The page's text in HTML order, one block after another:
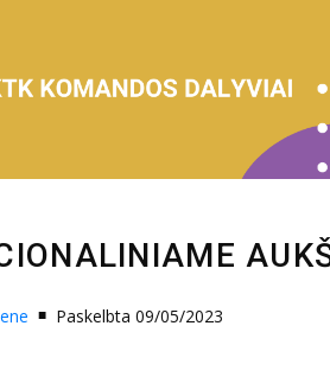
Paskelbta 09/05/2023